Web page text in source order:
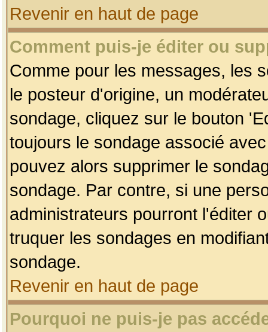
Revenir en haut de page
Comment puis-je éditer ou
Comme pour les messages, les
le posteur d'origine, un
sondage, cliquez sur le bouton
toujours le sondage associé
pouvez alors supprimer le
sondage. Par contre, si une
administrateurs pourront l'éditer
truquer les sondages en
sondage.
Revenir en haut de page
Pourquoi ne puis-je pas